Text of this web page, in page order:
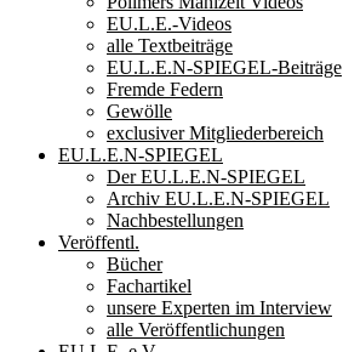
EU.L.E.-Videos
alle Textbeiträge
EU.L.E.N-SPIEGEL-Beiträge
Fremde Federn
Gewölle
exclusiver Mitgliederbereich
EU.L.E.N-SPIEGEL
Der EU.L.E.N-SPIEGEL
Archiv EU.L.E.N-SPIEGEL
Nachbestellungen
Veröffentl.
Bücher
Fachartikel
unsere Experten im Interview
alle Veröffentlichungen